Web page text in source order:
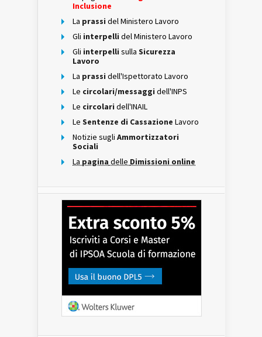
Inclusione
La prassi del Ministero Lavoro
Gli interpelli del Ministero Lavoro
Gli interpelli sulla Sicurezza
Lavoro
La prassi dell'Ispettorato Lavoro
Le circolari/messaggi dell'INPS
Le circolari dell'INAIL
Le Sentenze di Cassazione Lavoro
Notizie sugli Ammortizzatori
Sociali
La pagina delle Dimissioni online